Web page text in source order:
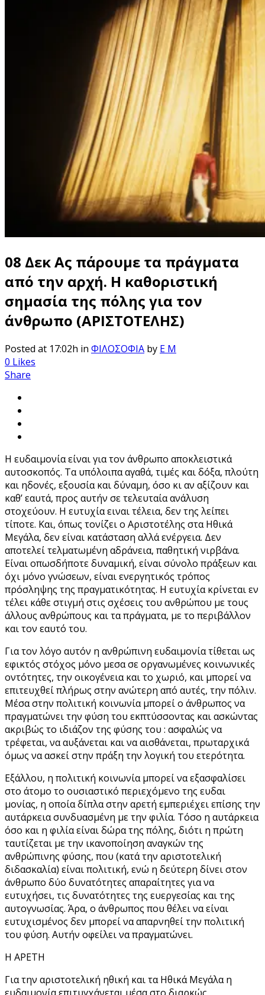
08 ΔεκΑς πάρουμε τα πράγματα
από την αρχή. Η καθοριστική
σημασία της πόλης για τον
άνθρωπο (ΑΡΙΣΤΟΤΕΛΗΣ)
Posted at 17:02h in ΦΙΛΟΣΟΦΙΑ by E M
0 Likes
Share
Η ευδαιμονία είναι για τον άνθρωπο αποκλειστικά
αυτοσκοπός. Τα υπόλοιπα αγαθά, τιμές και δόξα, πλούτη
και ηδονές, εξουσία και δύναμη, όσο κι αν αξίζουν και
καθ’ εαυτά, προς αυτήν σε τελευταία ανάλυση
στοχεύουν. Η ευτυχία ειναι τέλεια, δεν της λείπει
τίποτε. Και, όπως τονίζει ο Αριστοτέλης στα Ηθικά
Μεγάλα, δεν είναι κατάσταση αλλά ενέργεια. Δεν
αποτελεί τελματωμένη αδράνεια, παθητική νιρβάνα.
Είναι οπωσδήποτε δυναμική, είναι σύνολο πράξεων και
όχι μόνο γνώσεων, είναι ενεργητικός τρόπος
πρόσληψης της πραγματικότητας. Η ευτυχία κρίνεται εν
τέλει κάθε στιγμή στις σχέσεις του ανθρώπου με τους
άλλους ανθρώπους και τα πράγματα, με το περιβάλλον
και τον εαυτό του.
Για τον λόγο αυτόν η ανθρώπινη ευδαιμονία τίθεται ως
εφικτός στόχος μόνο μεσα σε οργανωμένες κοινωνικές
οντότητες, την οικογένεια και το χωριό, και μπορεί να
επιτευχθεί πλήρως στην ανώτερη από αυτές, την πόλιν.
Μέσα στην πολιτική κοινωνία μπορεί ο άνθρωπος να
πραγματώνει την φύση του εκπτύσσοντας και ασκώντας
ακριβώς το ιδιάζον της φύσης του : ασφαλώς να
τρέφεται, να αυξάνεται και να αισθάνεται, πρωταρχικά
όμως να ασκεί στην πράξη την λογική του ετερότητα.
Εξάλλου, η πολιτική κοινωνία μπορεί να εξασφαλίσει
στο άτομο το ουσιαστικό περιεχόμενο της ευδαι
μονίας, η οποία δίπλα στην αρετή εμπεριέχει επίσης την
αυτάρκεια συνδυασμένη με την φιλία. Τόσο η αυτάρκεια
όσο και η φιλία είναι δώρα της πόλης, διότι η πρώτη
ταυτίζεται με την ικανοποίηση αναγκών της
ανθρώπινης φύσης, που (κατά την αριστοτελική
διδασκαλία) είναι πολιτική, ενώ η δεύτερη δίνει στον
άνθρωπο δύο δυνατότητες απαραίτητες για να
ευτυχήσει, τις δυνατότητες της ευεργεσίας και της
αυτογνωσίας. Άρα, ο άνθρωπος που θέλει να είναι
ευτυχισμένος δεν μπορεί να απαρνηθεί την πολιτική
του φύση. Αυτήν οφείλει να πραγματώνει.
Η ΑΡΕΤΗ
Για την αριστοτελική ηθική και τα Ηθικά Μεγάλα η